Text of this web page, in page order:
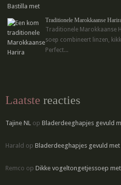
Traditionele Marokkaanse
Traditionele Marokkaanse
soep combineert linzen,
Perfect...
Laatste reacties
Tajine NL opBladerdeeghapjes gevuld
Harald opBladerdeeghapjes gevuld
Remco opDikke vogeltongetjessoep